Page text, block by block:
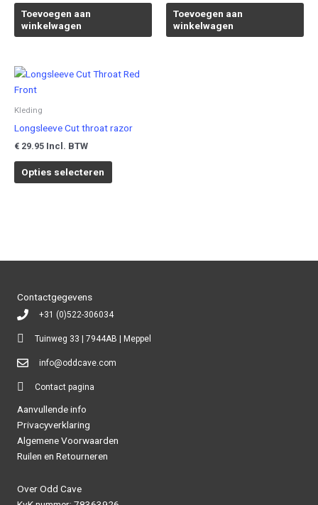
Toevoegen aan
winkelwagen
Toevoegen aan
winkelwagen
Kleding
Longsleeve Cut throat razor
€ 29.95 Incl. BTW
Opties selecteren
Dit
product
op
de
Contactgegevens
+31 (0)522-306034
Tuinweg 33 | 7944AB | Meppel
info@oddcave.com
Contact pagina
Aanvullende info
Privacyverklaring
Algemene Voorwaarden
Ruilen en Retourneren
Over Odd Cave